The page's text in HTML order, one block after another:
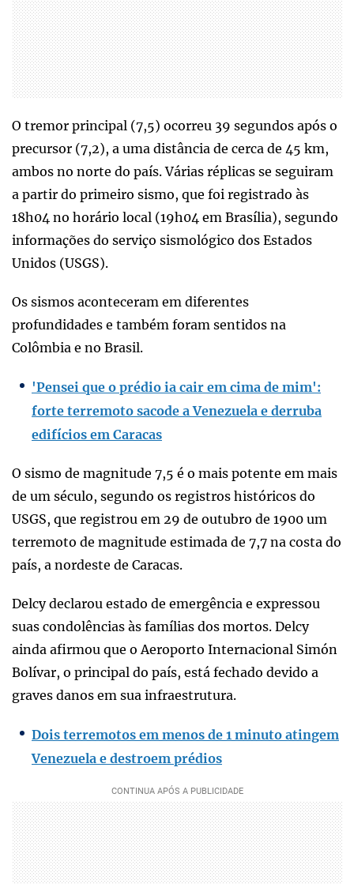
O tremor principal (7,5) ocorreu 39 segundos após o
precursor (7,2), a uma distância de cerca de 45 km,
ambos no norte do país. Várias réplicas se seguiram
a partir do primeiro sismo, que foi registrado às
18h04 no horário local (19h04 em Brasília), segundo
informações do serviço sismológico dos Estados
Unidos (USGS).
Os sismos aconteceram em diferentes
profundidades e também foram sentidos na
Colômbia e no Brasil.
'Pensei que o prédio ia cair em cima de mim':
forte terremoto sacode a Venezuela e derruba
edifícios em Caracas
O sismo de magnitude 7,5 é o mais potente em mais
de um século, segundo os registros históricos do
USGS, que registrou em 29 de outubro de 1900 um
terremoto de magnitude estimada de 7,7 na costa do
país, a nordeste de Caracas.
Delcy declarou estado de emergência e expressou
suas condolências às famílias dos mortos. Delcy
ainda afirmou que o Aeroporto Internacional Simón
Bolívar, o principal do país, está fechado devido a
graves danos em sua infraestrutura.
Dois terremotos em menos de 1 minuto atingem
Venezuela e destroem prédios